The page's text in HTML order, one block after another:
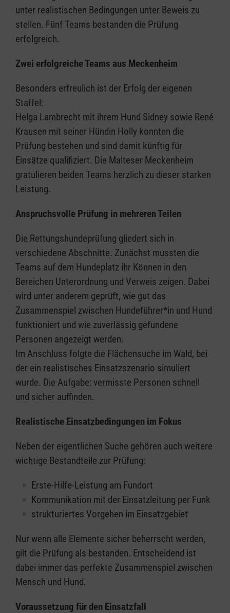
unter realistischen Bedingungen unter Beweis zu
stellen. Fünf Teams bestanden die Prüfung
erfolgreich.
Zwei erfolgreiche Teams aus Meckenheim
Besonders erfreulich ist der Erfolg der eigenen
Staffel:
Helga Lambrecht mit ihrem Hund Sidney sowie René
Krausen mit seiner Hündin Holly konnten die
Prüfung bestehen und sind damit künftig für
Einsätze qualifiziert. Die Malteser Meckenheim
gratulieren beiden Teams herzlich zu dieser starken
Leistung.
Anspruchsvolle Prüfung in mehreren Teilen
Die Rettungshundeprüfung gliedert sich in
verschiedene Abschnitte. Zunächst mussten die
Teams auf dem Hundeplatz ihr Können in den
Bereichen Unterordnung und Verweis zeigen. Dabei
wird unter anderem geprüft, wie gut das
Zusammenspiel zwischen Hundeführer*in und Hund
funktioniert und wie zuverlässig gefundene
Personen angezeigt werden.
Im Anschluss folgte die Flächensuche im Wald, bei
der ein realistisches Einsatzszenario simuliert
wurde. Die Aufgabe: vermisste Personen schnell
und sicher auffinden.
Realistische Einsatzbedingungen im Fokus
Neben der eigentlichen Suche gehören auch weitere
wichtige Bestandteile zur Prüfung:
Erste-Hilfe-Leistung am Fundort
Kommunikation mit der Einsatzleitung per Funk
strukturiertes Vorgehen im Einsatzgebiet
Nur wenn alle Elemente sicher beherrscht werden,
gilt die Prüfung als bestanden. Entscheidend ist
dabei immer das perfekte Zusammenspiel zwischen
Mensch und Hund.
Voraussetzung für den Einsatzfall